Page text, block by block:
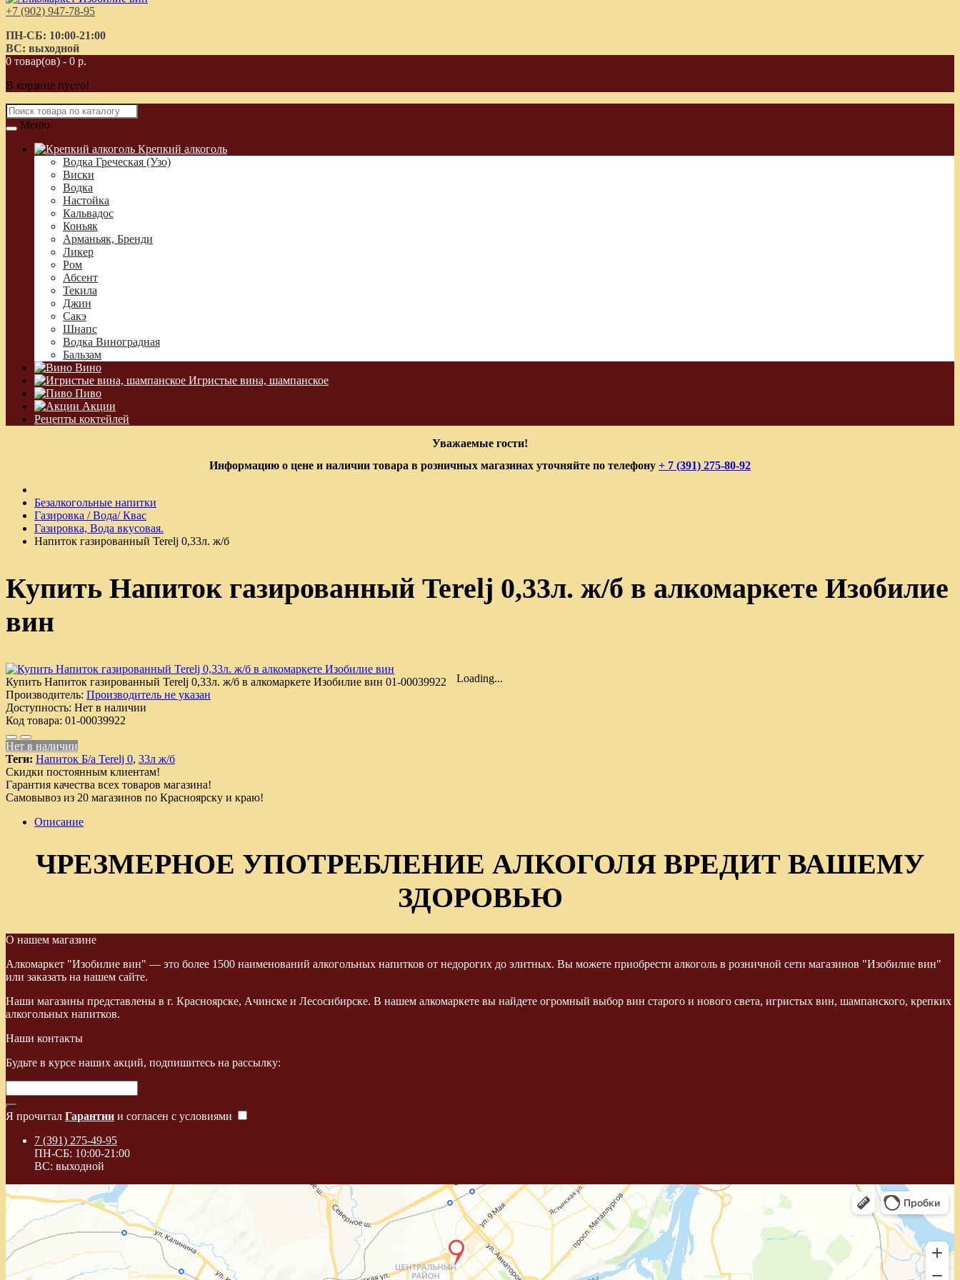
+7 (902) 947-78-95
ПН-СБ: 10:00-21:00
ВС: выходной
0 товар(ов) - 0 р.
В корзине пусто!
Меню
Крепкий алкоголь
Водка Греческая (Узо)
Виски
Водка
Настойка
Кальвадос
Коньяк
Арманьяк, Бренди
Ликер
Ром
Абсент
Текила
Джин
Сакэ
Шнапс
Водка Виноградная
Бальзам
Вино
Игристые вина, шампанское
Пиво
Акции
Рецепты коктейлей
Уважаемые гости!
Информацию о цене и наличии товара в розничных магазинах уточняйте по телефону + 7 (391) 275-80-92
Безалкогольные напитки
Газировка / Вода/ Квас
Газировка, Вода вкусовая.
Напиток газированный Terelj 0,33л. ж/б
Купить Напиток газированный Terelj 0,33л. ж/б в алкомаркете Изобилие
вин
Loading...
Купить Напиток газированный Terelj 0,33л. ж/б в алкомаркете Изобилие вин 01-00039922
Производитель: Производитель не указан
Доступность: Нет в наличии
Код товара: 01-00039922
Нет в наличии
Теги: Напиток Б/а Terelj 0, 33л ж/б
Скидки постоянным клиентам!
Гарантия качества всех товаров магазина!
Самовывоз из 20 магазинов по Красноярску и краю!
Описание
ЧРЕЗМЕРНОЕ УПОТРЕБЛЕНИЕ АЛКОГОЛЯ ВРЕДИТ ВАШЕМУ
ЗДОРОВЬЮ
О нашем магазине
Алкомаркет "Изобилие вин" — это более 1500 наименований алкогольных напитков от недорогих до элитных. Вы можете приобрести алкоголь в розничной сети магазинов "Изобилие вин"
или заказать на нашем сайте.
Наши магазины представлены в г. Красноярске, Ачинске и Лесосибирске. В нашем алкомаркете вы найдете огромный выбор вин старого и нового света, игристых вин, шампанского, крепких
алкогольных напитков.
Наши контакты
Будьте в курсе наших акций, подпишитесь на рассылку:
Я прочитал Гарантии и согласен с условиями
7 (391) 275-49-95
ПН-СБ: 10:00-21:00
ВС: выходной